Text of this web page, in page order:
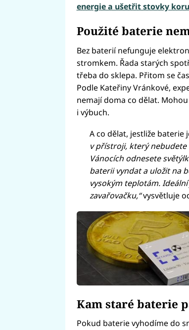
energie a ušetřit stovky
Použité baterie
Bez baterií nefunguje
stromkem. Řada starých
třeba do sklepa. Přitom se
Podle Kateřiny Vránkové,
nemají doma co dělat.
i výbuch.
A co dělat, jestliže baterie
v přístroji, který nebudete
Vánocích odnesete
baterii vyndat a uložit na
vysokým teplotám.
zavařovačku,“vysvětluje
Kam staré baterie
Pokud baterie vyhodíme do